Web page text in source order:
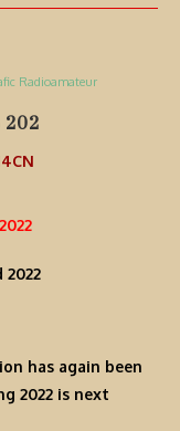
Radioamateur
has again been
2022 is next